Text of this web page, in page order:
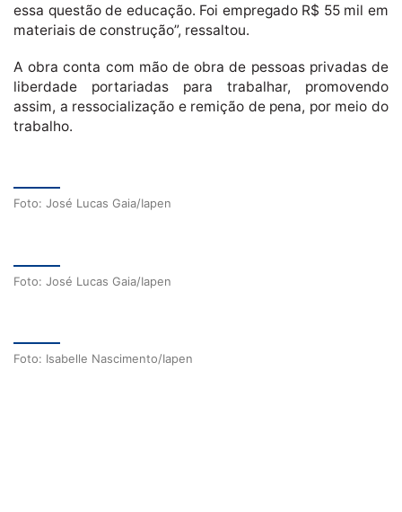
essa questão de educação. Foi empregado R$ 55 mil em
materiais de construção”, ressaltou.
A obra conta com mão de obra de pessoas privadas de
liberdade portariadas para trabalhar, promovendo
assim, a ressocialização e remição de pena, por meio do
trabalho.
Foto: José Lucas Gaia/Iapen
Foto: José Lucas Gaia/Iapen
Foto: Isabelle Nascimento/Iapen